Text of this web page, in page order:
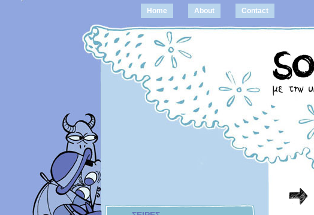
Home About Contact